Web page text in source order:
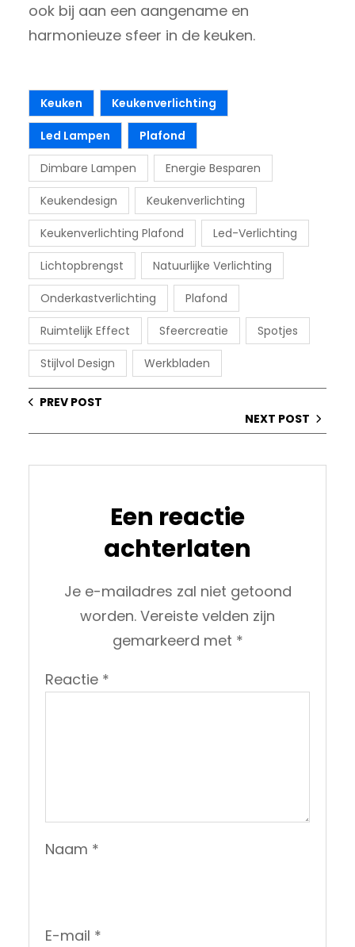
ook bij aan een aangename en
harmonieuze sfeer in de keuken.
Keuken Keukenverlichting
Led Lampen Plafond
Dimbare Lampen Energie Besparen
Keukendesign Keukenverlichting
Keukenverlichting Plafond Led-Verlichting
Lichtopbrengst Natuurlijke Verlichting
Onderkastverlichting Plafond
Ruimtelijk Effect Sfeercreatie Spotjes
Stijlvol Design Werkbladen
PREV POST
NEXT POST
Een reactie
achterlaten
Je e-mailadres zal niet getoond
worden. Vereiste velden zijn
gemarkeerd met *
Reactie *
Naam *
E-mail *